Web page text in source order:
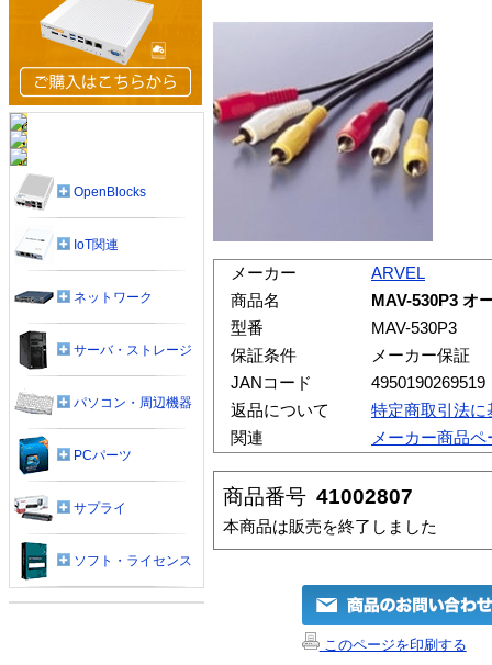
メーカー
ARVEL
商品名
MAV-530P3 オ
型番
MAV-530P3
保証条件
メーカー保証
JANコード
4950190269519
返品について
特定商取引法に
関連
メーカー商品ペ
商品番号 41002807
本商品は販売を終了しました
このページを印刷する
OpenBlocks
IoT関連
ネットワーク
サーバ・ストレージ
パソコン・周辺機器
PCパーツ
サプライ
ソフト・ライセンス